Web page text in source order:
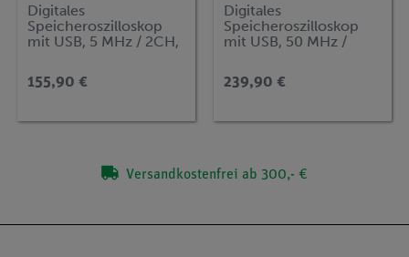
Digitales
Speicheroszilloskop
mit USB, 5 MHz / 2CH,
155,90 €
Digitales
Speicheroszilloskop
mit USB, 50 MHz /
239,90 €
Versandkostenfrei ab 300,- €